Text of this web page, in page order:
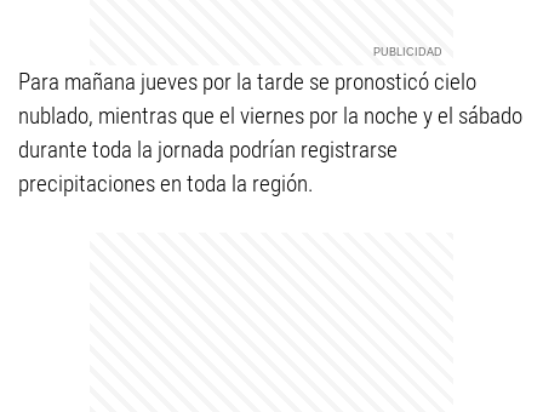
Para mañana jueves por la tarde se pronosticó cielo
nublado, mientras que el viernes por la noche y el sábado
durante toda la jornada podrían registrarse
precipitaciones en toda la región.